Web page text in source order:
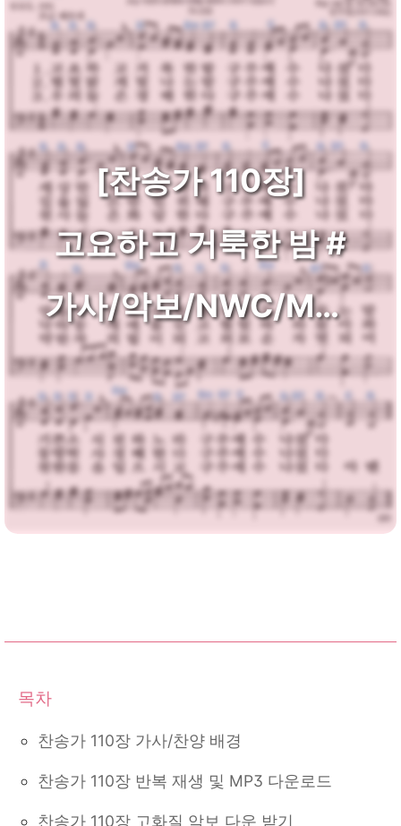
[찬송가 110장]
고요하고 거룩한 밤 #
가사/악보/NWC/MP3
다운로드
찬송가 110장 가사/찬양 배경
찬송가 110장 반복 재생 및 MP3 다운로드
찬송가 110장 고화질 악보 다운 받기